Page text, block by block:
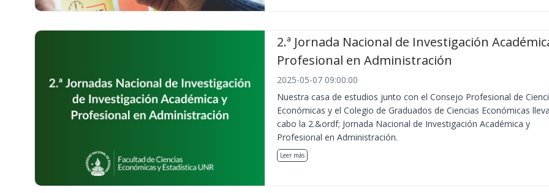
2.ª Jornada Nacional de Investigación
Profesional en Administración
2025-05-07 09:00:00
Nuestra casa de estudios junto con el Consejo Profesional de
Económicas y el Colegio de Graduados de Ciencias Económicas
cabo la 2.&ordf; Jornada Nacional de Investigación Académica y
Profesional en Administración.
Leer más